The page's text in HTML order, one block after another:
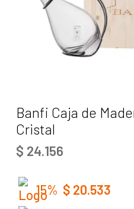
Banfi Caja de
Cristal
$ 24.156
15% $ 20.533